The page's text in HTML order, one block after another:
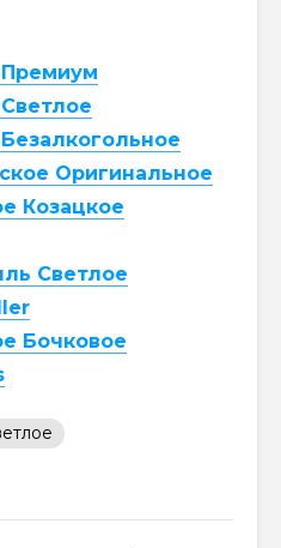
Оригинальное
Козацкое
Светлое
Бочковое